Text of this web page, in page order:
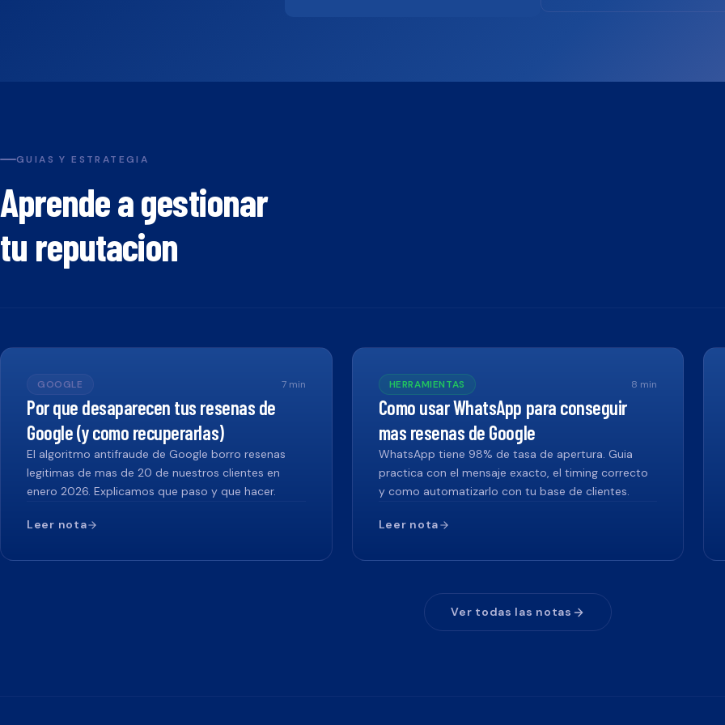
GUIAS Y ESTRATEGIA
Aprende a gestionar
tu reputacion
GOOGLE 7min
Por que desaparecen tus resenas de
Google (y como recuperarlas)
El algoritmo antifraude de Google borro resenas
legitimas de mas de 20 de nuestros clientes en
enero 2026. Explicamos que paso y que hacer.
Leer nota
HERRAMIENTAS 8 min
Como usar WhatsApp para conseguir
mas resenas de Google
WhatsApp tiene 98% de tasa de apertura. Guia
practica con el mensaje exacto, el timing correcto
y como automatizarlo con tu base de clientes.
Leer nota
Ver todas las notas